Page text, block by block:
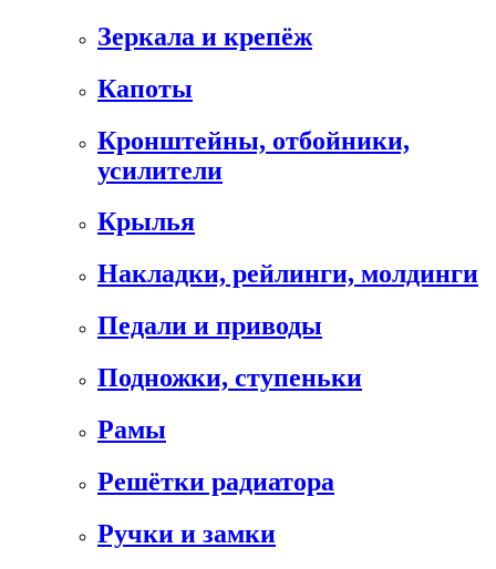
Зеркала и крепёж
Капоты
Кронштейны, отбойники,
усилители
Крылья
Накладки, рейлинги, молдинги
Педали и приводы
Подножки, ступеньки
Рамы
Решётки радиатора
Ручки и замки